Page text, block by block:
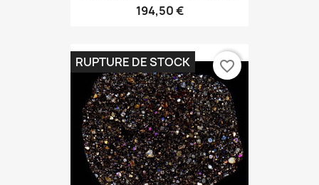
194,50 €
RUPTURE DE STOCK favorite_border